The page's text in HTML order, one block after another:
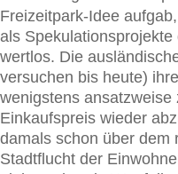
Freizeitpark-Idee
als
wertlos. Die
versuchen bis heute)
wenigstens ansatzweise
Einkaufspreis wieder
damals schon über dem
Stadtflucht der